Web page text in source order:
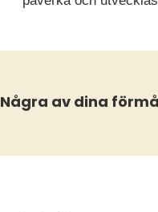
Några av dina